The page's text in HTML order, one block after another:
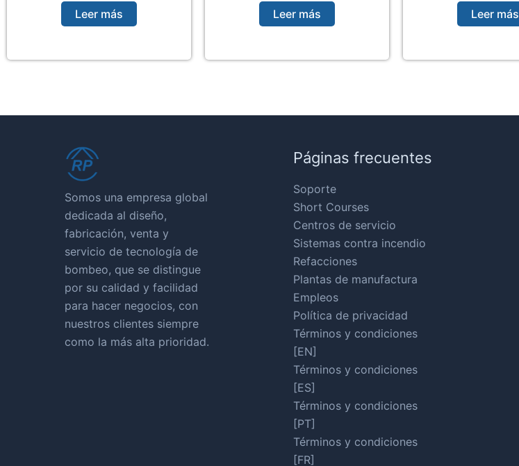
Leer más Leer más Leer más
Somos una empresa global
dedicada al diseño,
fabricación, venta y
servicio de tecnología de
bombeo, que se distingue
por su calidad y facilidad
para hacer negocios, con
nuestros clientes siempre
como la más alta prioridad.
Páginas frecuentes
Soporte
Short Courses
Centros de servicio
Sistemas contra incendio
Refacciones
Plantas de manufactura
Empleos
Política de privacidad
Términos y condiciones
[EN]
Términos y condiciones
[ES]
Términos y condiciones
[PT]
Términos y condiciones
[FR]